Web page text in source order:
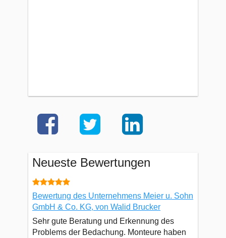
Neueste Bewertungen
Bewertung des Unternehmens Meier u. Sohn
GmbH & Co. KG, von Walid Brucker
Sehr gute Beratung und Erkennung des
Problems der Bedachung. Monteure haben